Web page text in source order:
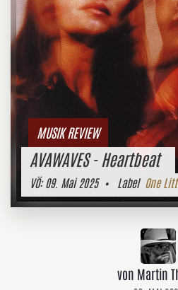
MUSIK REVIEW
AVAWAVES - Heartbeat
VÖ:09. Mai 2025• Label One
von Martin